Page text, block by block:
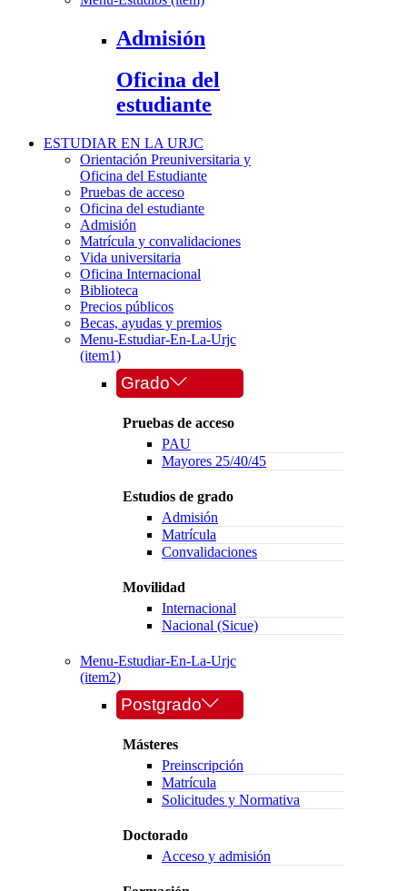
Admisión
Oficina del
estudiante
ESTUDIAR EN LA URJC
Orientación Preuniversitaria y
Oficina del Estudiante
Pruebas de acceso
Oficina del estudiante
Admisión
Matrícula y convalidaciones
Vida universitaria
Oficina Internacional
Biblioteca
Precios públicos
Becas, ayudas y premios
Menu-Estudiar-En-La-Urjc
(item1)
Grado
Pruebas de acceso
PAU
Mayores 25/40/45
Estudios de grado
Admisión
Matrícula
Convalidaciones
Movilidad
Internacional
Nacional (Sicue)
Menu-Estudiar-En-La-Urjc
(item2)
Postgrado
Másteres
Preinscripción
Matrícula
Solicitudes y Normativa
Doctorado
Acceso y admisión